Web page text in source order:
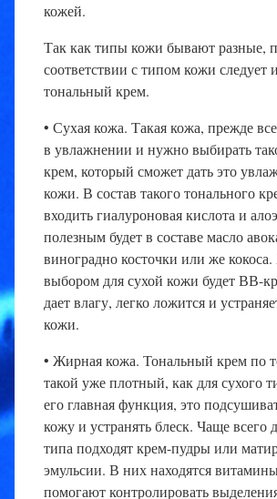
кожей.
Так как типы кожи бывают разные,
соответствии с типом кожи следует
тональный крем.
• Сухая кожа. Такая кожа, прежде
в увлажнении и нужно выбирать
крем, который сможет дать это
кожи. В состав такого тонального
входить гиалуроновая кислота и
полезным будет в составе масло
виноградно косточки или же
выбором для сухой кожи будет ВВ-
дает влагу, легко ложится и
кожи.
• Жирная кожа. Тональный крем по
такой уже плотный, как для сухого
его главная функция, это
кожу и устранять блеск. Чаще всего
типа подходят крем-пудры или
эмульсии. В них находятся
помогают контролировать